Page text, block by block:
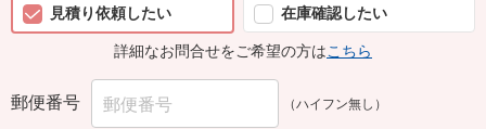
見積り依頼したい
在庫確認したい
詳細なお問合せをご希望の方はこちら
郵便番号 （ハイフン無し）